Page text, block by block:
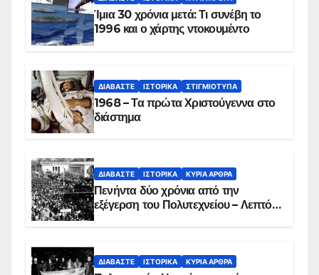
Ίμια 30 χρόνια μετά: Τι συνέβη το
1996 και ο χάρτης ντοκουμέντο
ΔΙΑΒΆΣΤΕ ΙΣΤΟΡΙΚΆ ΣΤΙΓΜΙΌΤΥΠΑ
1968 – Τα πρώτα Χριστούγεννα στο
διάστημα
ΔΙΑΒΆΣΤΕ ΙΣΤΟΡΙΚΆ ΚΥΡΙΑ ΑΡΘΡΑ
Πενήντα δύο χρόνια από την
εξέγερση του Πολυτεχνείου – Λεπτό
ΔΙΑΒΆΣΤΕ ΙΣΤΟΡΙΚΆ ΚΥΡΙΑ ΑΡΘΡΑ